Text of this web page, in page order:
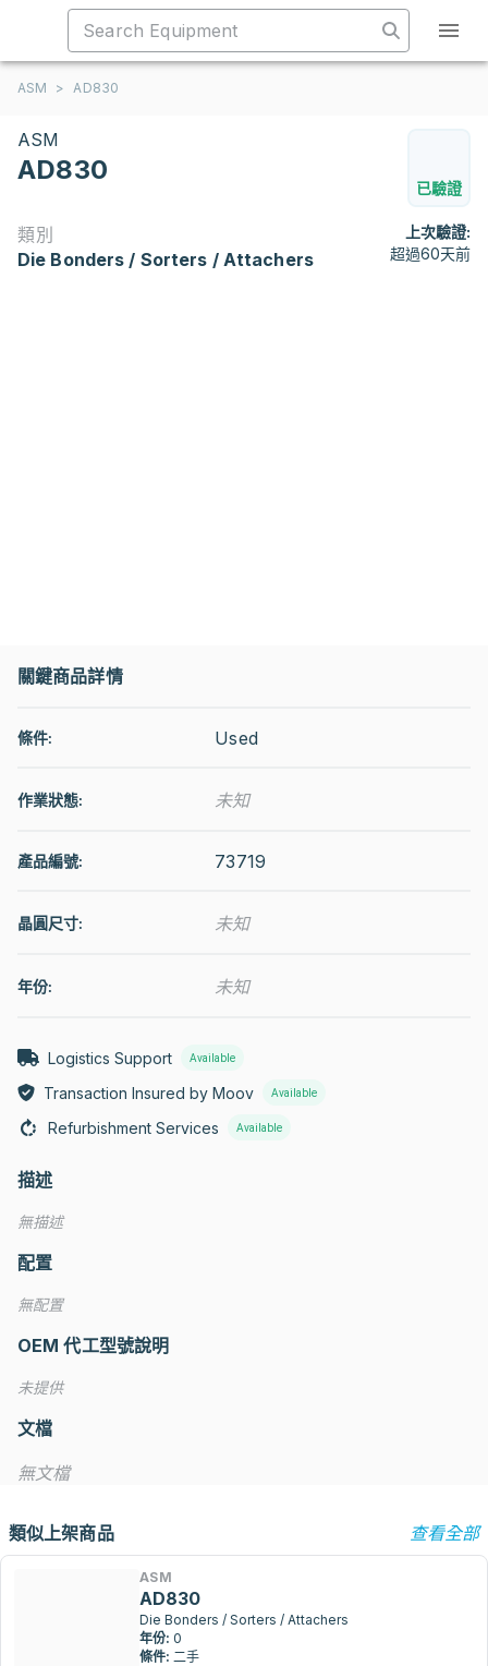
ASM > AD830
ASM
AD830
已驗證
類別
Die Bonders / Sorters / Attachers
上次驗證:
超過60天前
關鍵商品詳情
條件: Used
作業狀態: 未知
產品編號: 73719
晶圓尺寸: 未知
年份: 未知
Logistics Support Available
Transaction Insured by Moov Available
Refurbishment Services Available
描述
無描述
配置
無配置
OEM 代工型號說明
未提供
文檔
無文檔
類似上架商品 查看全部
ASM
AD830
Die Bonders / Sorters / Attachers
年份: 0
條件: 二手